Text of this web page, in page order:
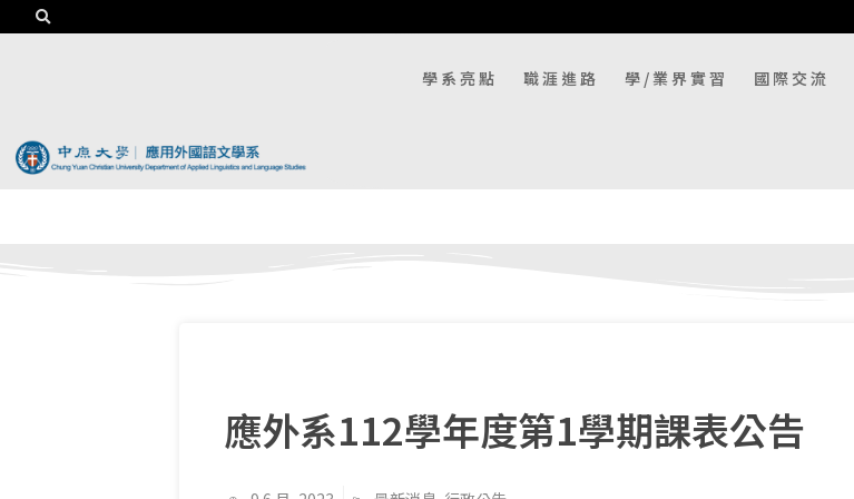
學系亮點 職涯進路 學/業界實習 國際交流
應外系112學年度第1學期課表公告